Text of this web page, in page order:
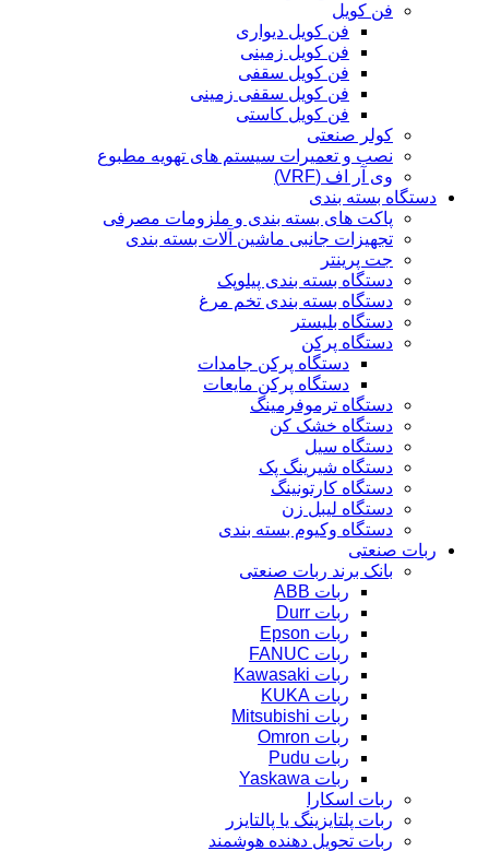
فن کویل
فن کویل دیواری
فن کویل زمینی
فن کویل سقفی
فن کویل سقفی زمینی
فن کویل کاستی
کولر صنعتی
نصب و تعمیرات سیستم های تهویه مطبوع
وی آر اف (VRF)
دستگاه بسته بندی
پاکت های بسته بندی و ملزومات مصرفی
تجهیزات جانبی ماشین آلات بسته بندی
جت پرینتر
دستگاه بسته بندی پیلوپک
دستگاه بسته بندی تخم مرغ
دستگاه بلیستر
دستگاه پرکن
دستگاه پرکن جامدات
دستگاه پرکن مایعات
دستگاه ترموفرمینگ
دستگاه خشک کن
دستگاه سیل
دستگاه شیرینگ پک
دستگاه کارتونینگ
دستگاه لیبل زن
دستگاه وکیوم بسته بندی
ربات صنعتی
بانک برند ربات صنعتی
ربات ABB
ربات Durr
ربات Epson
ربات FANUC
ربات Kawasaki
ربات KUKA
ربات Mitsubishi
ربات Omron
ربات Pudu
ربات Yaskawa
ربات اسکارا
ربات پلتایزینگ یا پالتایزر
ربات تحویل دهنده هوشمند